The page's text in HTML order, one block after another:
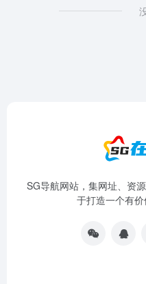
SG导航网站，集网址、资
于打造一个有价